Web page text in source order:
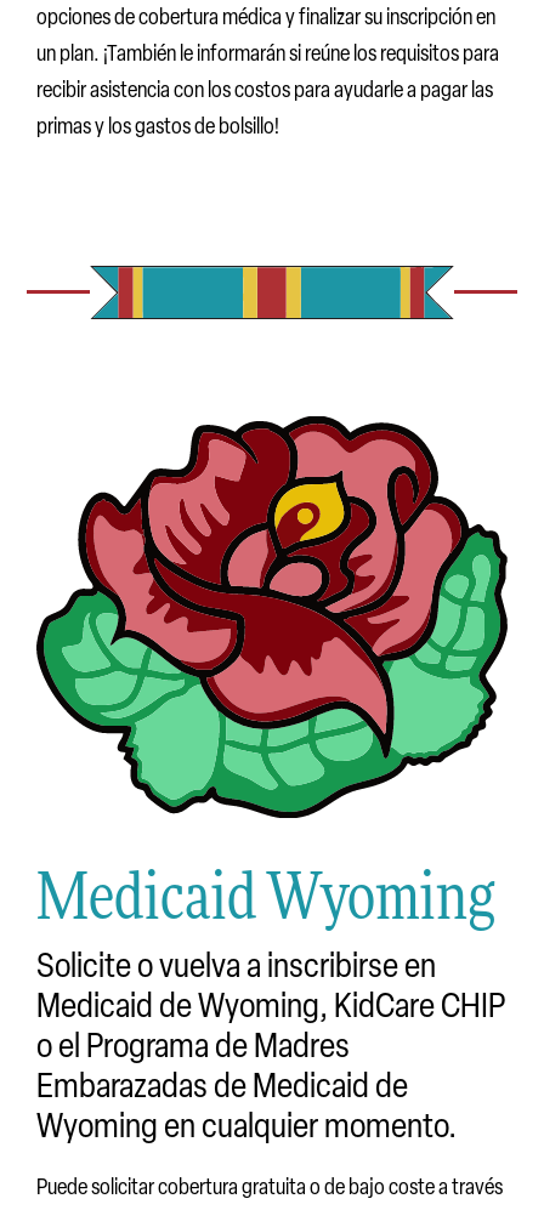
opciones de cobertura médica y finalizar su inscripción en
un plan. ¡También le informarán si reúne los requisitos para
recibir asistencia con los costos para ayudarle a pagar las
primas y los gastos de bolsillo!
Medicaid Wyoming
Solicite o vuelva a inscribirse en
Medicaid de Wyoming, KidCare CHIP
o el Programa de Madres
Embarazadas de Medicaid de
Wyoming en cualquier momento.
Puede solicitar cobertura gratuita o de bajo coste a través